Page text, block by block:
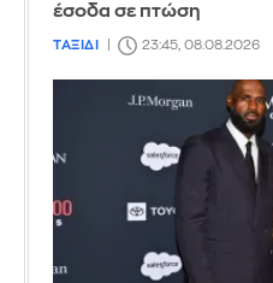
έσοδα σε πτώση
ΤΑΞΙΔΙ 23:45, 08.08.2026